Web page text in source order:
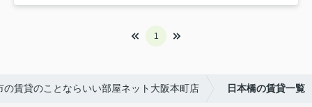
1
の賃貸のことならいい部屋ネット大阪本町店 日本橋の賃貸一覧